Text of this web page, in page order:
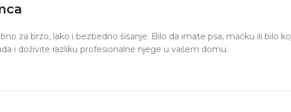
za brzo, lako i bezbedno šišanje. Bilo da imate psa, mačku ili bilo
i doživite razliku profesionalne njege u vašem domu.